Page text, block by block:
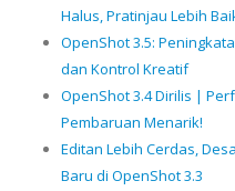
Halus, Pratinjau Lebih
OpenShot 3.5:
dan Kontrol Kreatif
OpenShot 3.4 Dirilis |
Pembaruan Menarik!
Editan Lebih Cerdas,
Baru di OpenShot 3.3